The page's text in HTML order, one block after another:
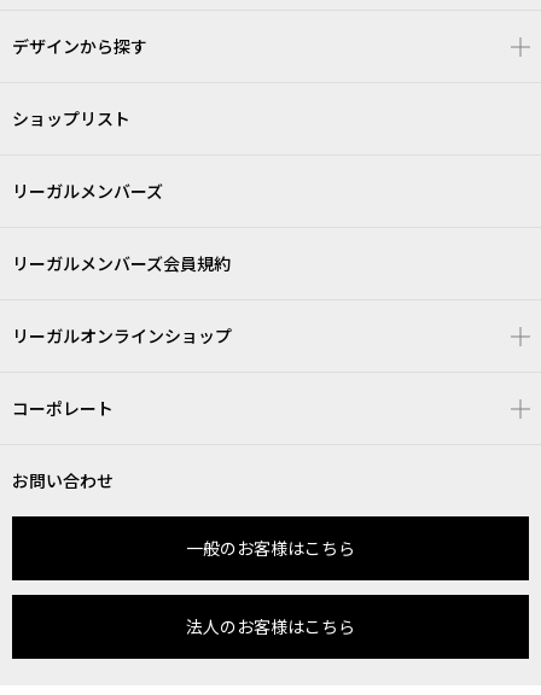
デザインから探す
ショップリスト
リーガルメンバーズ
リーガルメンバーズ会員規約
リーガルオンラインショップ
コーポレート
お問い合わせ
一般のお客様はこちら
法人のお客様はこちら